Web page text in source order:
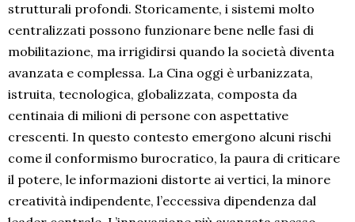
strutturali profondi. Storicamente, i sistemi molto
centralizzati possono funzionare bene nelle fasi di
mobilitazione, ma irrigidirsi quando la società diventa
avanzata e complessa. La Cina oggi è urbanizzata,
istruita, tecnologica, globalizzata, composta da
centinaia di milioni di persone con aspettative
crescenti. In questo contesto emergono alcuni rischi
come il conformismo burocratico, la paura di criticare
il potere, le informazioni distorte ai vertici, la minore
creatività indipendente, l’eccessiva dipendenza dal